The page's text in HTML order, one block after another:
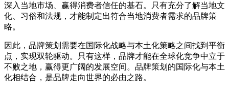
深入当地市场、赢得消费者信任的基石。只有充分了解当地文
化、习俗和法规，才能制定出符合当地消费者需求的品牌策
略。
因此，品牌策划需要在国际化战略与本土化策略之间找到平衡
点，实现双轮驱动。只有这样，品牌才能在全球化竞争中立于
不败之地，赢得更广阔的发展空间。品牌策划的国际化与本土
化相结合，是品牌走向世界的必由之路。